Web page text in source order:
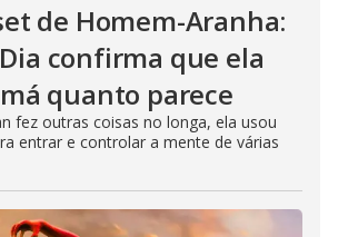
de Homem-Aranha:
confirma que ela
quanto parece
fez outras coisas no longa, ela usou
entrar e controlar a mente de várias